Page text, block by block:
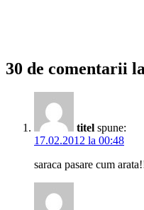
30 de comentarii
titel spune:
17.02.2012 la 00:48
saraca pasare cum